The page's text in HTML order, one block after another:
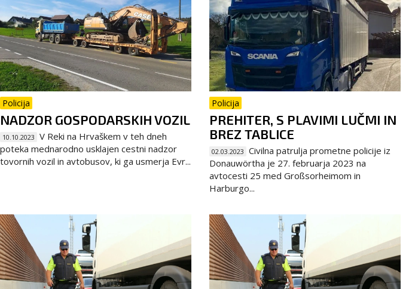
Policija
NADZOR GOSPODARSKIH VOZIL
10.10.2023 V Reki na Hrvaškem v teh dneh
poteka mednarodno usklajen cestni nadzor
tovornih vozil in avtobusov, ki ga usmerja Evr...
Policija
PREHITER, S PLAVIMI LUČMI IN
BREZ TABLICE
02.03.2023 Civilna patrulja prometne policije iz
Donauwörtha je 27. februarja 2023 na
avtocesti 25 med Großsorheimom in
Harburgo...